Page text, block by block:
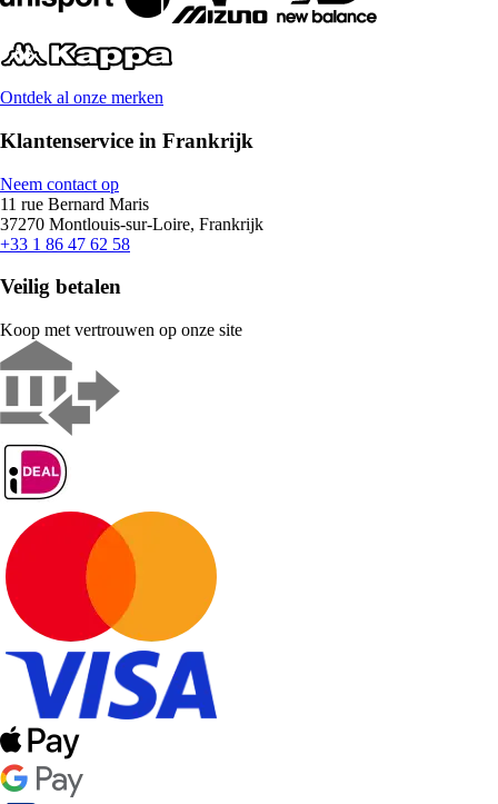
Ontdek al onze merken
Klantenservice in Frankrijk
Neem contact op
11 rue Bernard Maris
37270 Montlouis-sur-Loire, Frankrijk
+33 1 86 47 62 58
Veilig betalen
Koop met vertrouwen op onze site